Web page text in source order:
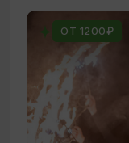
ОТ 1200₽